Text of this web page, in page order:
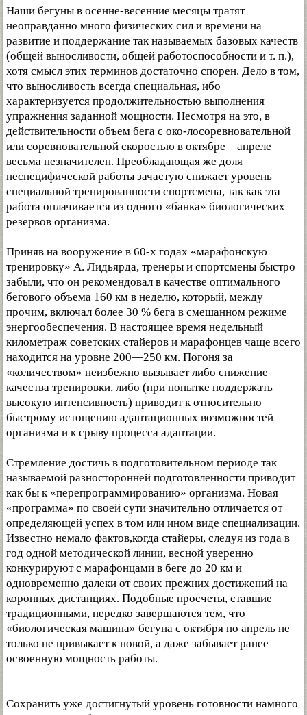
Наши бегуны в осенне-весенние месяцы тратят
неоправданно много физических сил и времени на
развитие и поддержание так называемых базовых качеств
(общей выносливости, общей работоспособности и т. п.),
хотя смысл этих терминов достаточно спорен. Дело в том,
что выносливость всегда специальная, ибо
характеризуется продолжительностью выполнения
упражнения заданной мощности. Несмотря на это, в
действительности объем бега с око-лосоревновательной
или соревновательной скоростью в октябре—апреле
весьма незначителен. Преобладающая же доля
неспецифической работы зачастую снижает уровень
специальной тренированности спортсмена, так как эта
работа оплачивается из одного «банка» биологических
резервов организма.
Приняв на вооружение в 60-х годах «марафонскую
тренировку» А. Лидьярда, тренеры и спортсмены быстро
забыли, что он рекомендовал в качестве оптимального
бегового объема 160 км в неделю, который, между
прочим, включал более 30 % бега в смешанном режиме
энергообеспечения. В настоящее время недельный
километраж советских стайеров и марафонцев чаще всего
находится на уровне 200—250 км. Погоня за
«количеством» неизбежно вызывает либо снижение
качества тренировки, либо (при попытке поддержать
высокую интенсивность) приводит к относительно
быстрому истощению адаптационных возможностей
организма и к срыву процесса адаптации.
Стремление достичь в подготовительном периоде так
называемой разносторонней подготовленности приводит
как бы к «перепрограммированию» организма. Новая
«программа» по своей сути значительно отличается от
определяющей успех в том или ином виде специализации.
Известно немало фактов,когда стайеры, следуя из года в
год одной методической линии, весной уверенно
конкурируют с марафонцами в беге до 20 км и
одновременно далеки от своих прежних достижений на
коронных дистанциях. Подобные просчеты, ставшие
традиционными, нередко завершаются тем, что
«биологическая машина» бегуна с октября по апрель не
только не привыкает к новой, а даже забывает ранее
освоенную мощность работы.
Сохранить уже достигнутый уровень готовности намного